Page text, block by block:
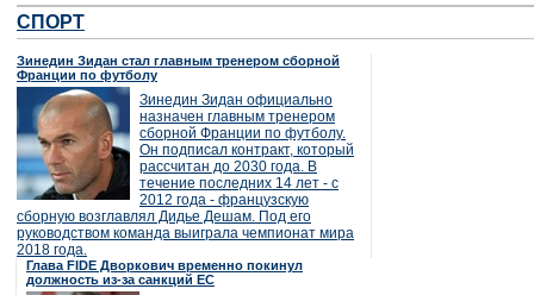
СПОРТ
Зинедин Зидан стал главным тренером сборной
Франции по футболу
Зинедин Зидан официально
назначен главным тренером
сборной Франции по футболу.
Он подписал контракт, который
рассчитан до 2030 года. В
течение последних 14 лет - с
2012 года - французскую
сборную возглавлял Дидье Дешам. Под его
руководством команда выиграла чемпионат мира
2018 года.
Глава FIDE Дворкович временно покинул
должность из-за санкций ЕС